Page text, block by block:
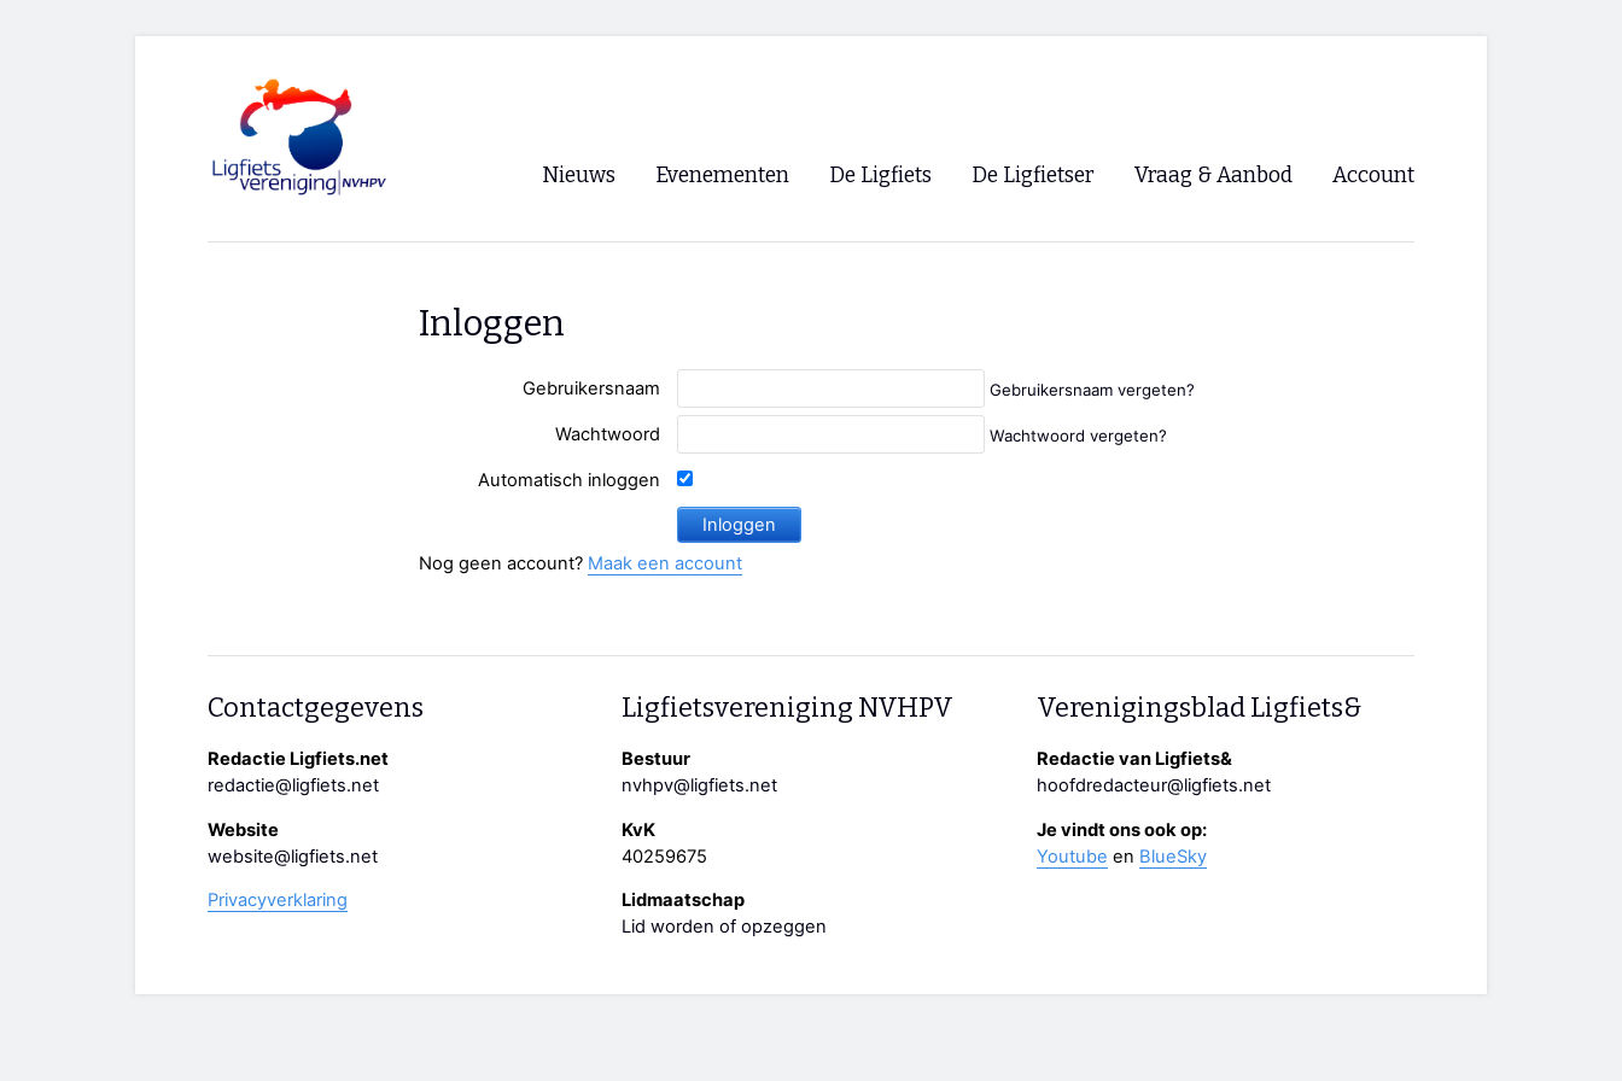
Nieuws Evenementen
Paastreffen
Oliebollentocht
De Ligfiets De Ligfietser
Lokale Fietsverenigingen
Vraag & Aanbod Account
Inloggen
Gebruikersnaam Gebruikersnaam vergeten?
Wachtwoord Wachtwoord vergeten?
Automatisch inloggen
Nog geen account? Maak een account
Contactgegevens
Redactie Ligfiets.net
redactie@ligfiets.net
Website
website@ligfiets.net
Privacyverklaring
Ligfietsvereniging NVHPV
Bestuur
nvhpv@ligfiets.net
KvK
40259675
Lidmaatschap
Lid worden of opzeggen
Verenigingsblad Ligfiets&
Redactie van Ligfiets&
hoofdredacteur@ligfiets.net
Je vindt ons ook op:
Youtube en BlueSky